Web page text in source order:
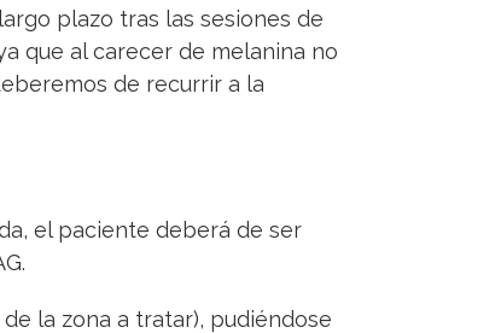
plazo tras las sesiones de
que al carecer de melanina no
de recurrir a la
el paciente deberá de ser
la zona a tratar), pudiéndose